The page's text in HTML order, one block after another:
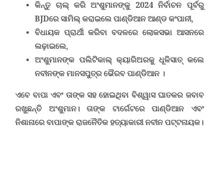
କିନ୍ତୁ ଚାଲ୍ କରି ଅଂଶୁମାନଙ୍କୁ 2024 ନିର୍ବାଚନ ପୂର୍ବରୁ
BJDରେ ସାମିଲ୍ କରାଇଲେ ପାଣ୍ଡିଆନ ଆଣ୍ଡ କଂପାନୀ,
ବିଧାୟକ ପ୍ରାର୍ଥୀ କରିବା ବଦଳରେ ଲୋକସଭା ଆସନରେ
ଲଢ଼ାଇଲେ,
ଅଂଶୁମାନଙ୍କ ପଲିଟିକାଲ୍ କ୍ୟାରିଅରକୁ ଧୂଳିସାତ୍ କଲେ
ନବୀନଙ୍କ ମାନସପୁତ୍ର ଭୈରବ ପାଣ୍ଡିଆନ ।
ଏବେ ବାପା ଏବଂ ତାଙ୍କ ସହ ହୋଇଥିବା ବିଶ୍ୱାସ ଘାତକର ଜବାବ
ରଖୁଛନ୍ତି ଅଂଶୁମାନ। ତାଙ୍କ ଟାର୍ଗେଟରେ ପାଣ୍ଡିଆନ ଏବଂ
ନିଶାନାରେ ବାପାଙ୍କ ରାଜନୈତିକ ହତ୍ୟାକାରୀ ନବୀନ ପଟ୍ଟନାୟକ।